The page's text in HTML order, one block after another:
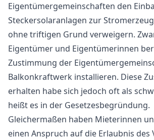
Eigentümergemeinschaften den
Steckersolaranlagen zur
ohne triftigen Grund verweigern.
Eigentümer und Eigentümerinnen
Zustimmung der
Balkonkraftwerk installieren. Diese
erhalten habe sich jedoch oft als
heißt es in der Gesetzesbegründung.
Gleichermaßen haben Mieterinnen
einen Anspruch auf die Erlaubnis des